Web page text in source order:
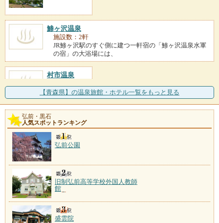
鯵ヶ沢温泉
施設数：2軒
JR鯵ヶ沢駅のすぐ側に建つ一軒宿の「鯵ヶ沢温泉水軍
の宿」の大浴場には、
村市温泉
嶽温泉
施設数：1軒
開湯は300年前にさかのぼり、キツネに昼飯を盗られた
村人がキツネを追い
【青森県】の温泉旅館・ホテル一覧をもっと見る
弘前・黒石
人気スポットランキング
弘前公園
旧制弘前高等学校外国人教師
館
盛雲院